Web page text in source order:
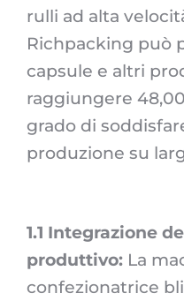
rulli ad alta
Richpacking può
capsule e altri
raggiungere
grado di
produzione su
1.1 Integrazione
produttivo: La
confezionatrice